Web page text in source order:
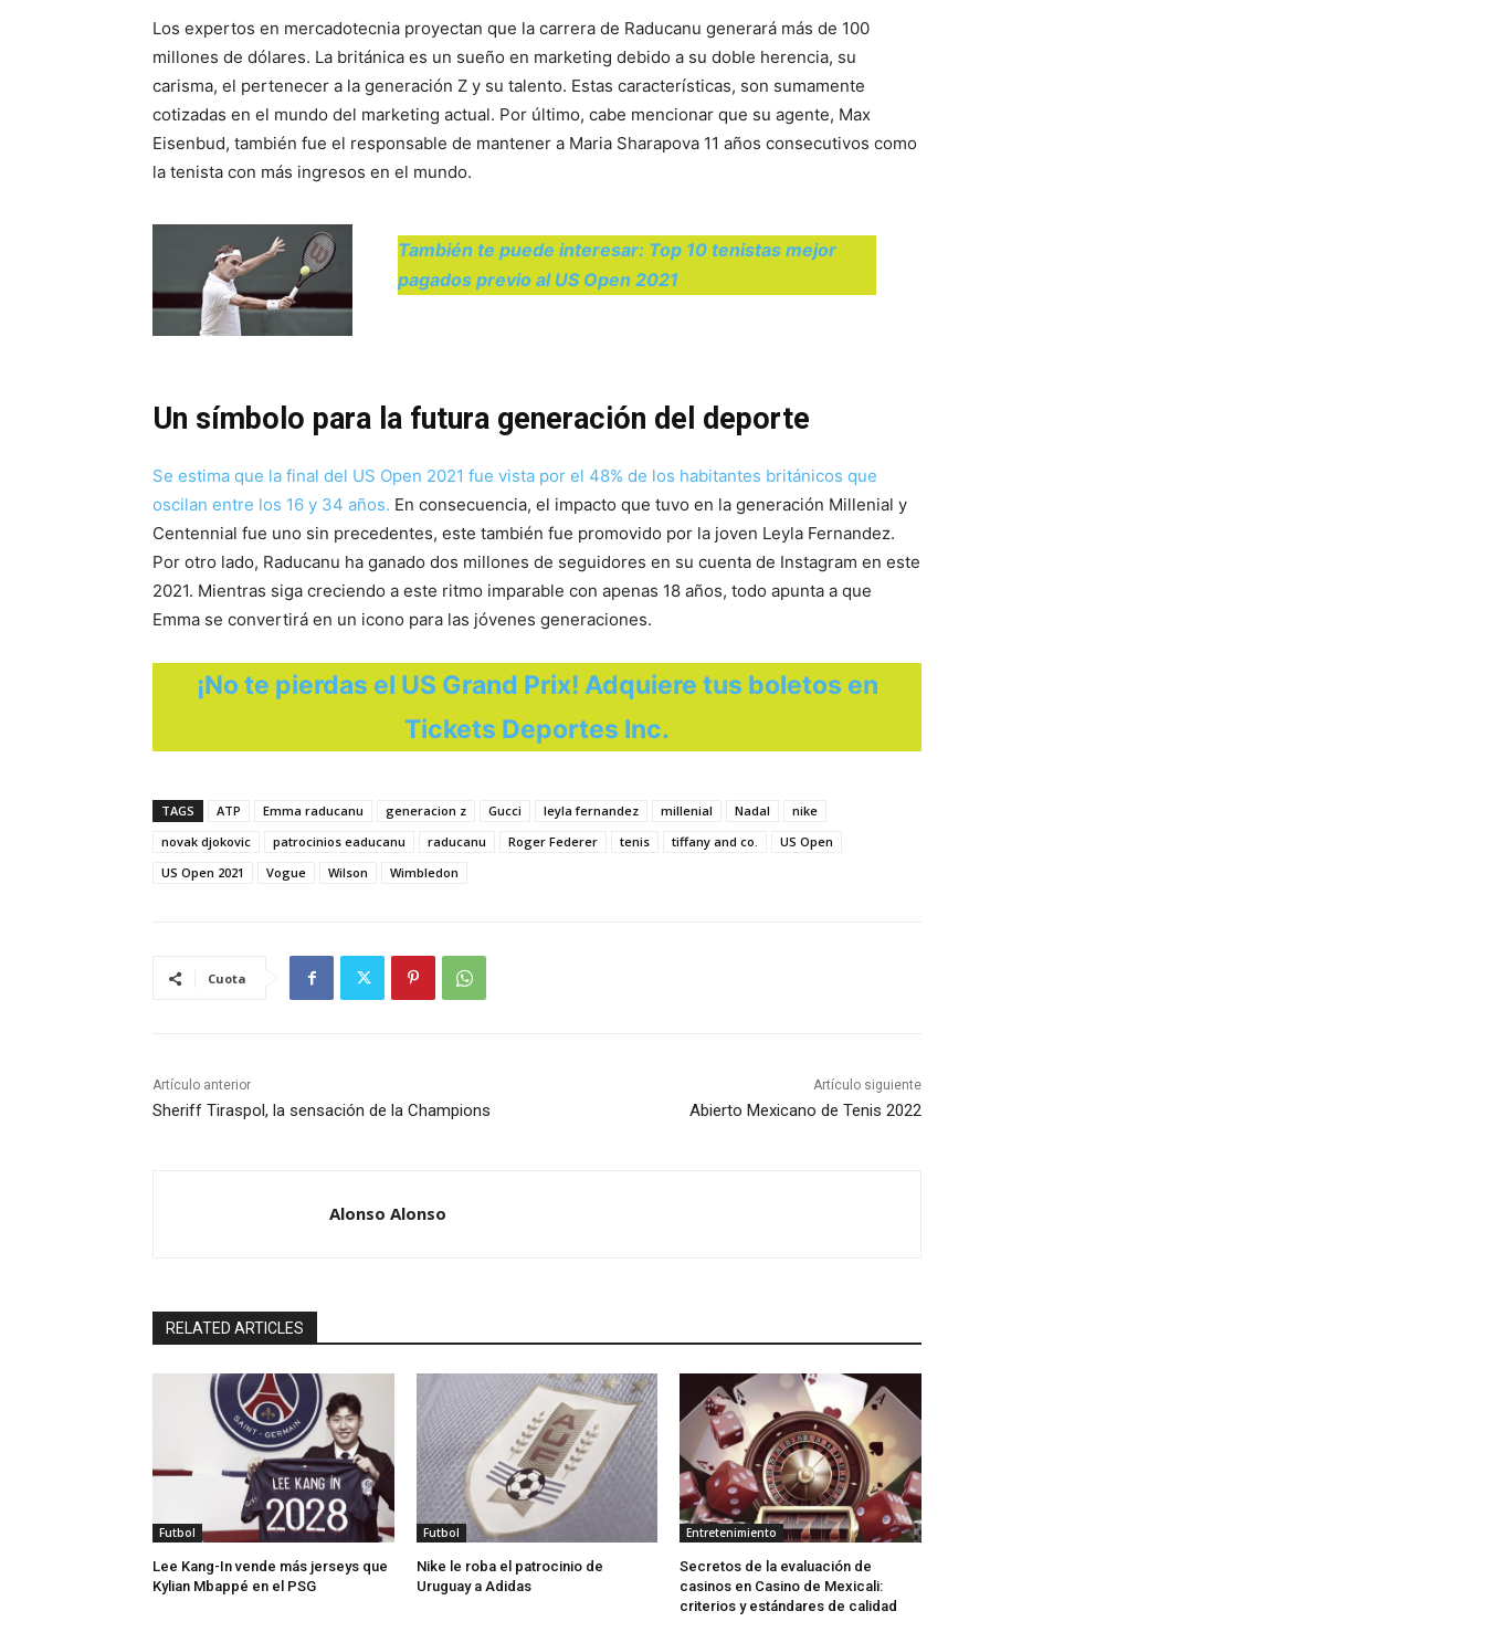
Los expertos en mercadotecnia proyectan que la carrera de Raducanu generará más de 100
millones de dólares. La británica es un sueño en marketing debido a su doble herencia, su
carisma, el pertenecer a la generación Z y su talento. Estas características, son sumamente
cotizadas en el mundo del marketing actual. Por último, cabe mencionar que su agente, Max
Eisenbud, también fue el responsable de mantener a Maria Sharapova 11 años consecutivos como
la tenista con más ingresos en el mundo.
También te puede interesar: Top 10 tenistas mejor
pagados previo al US Open 2021
Un símbolo para la futura generación del deporte
Se estima que la final del US Open 2021 fue vista por el 48% de los habitantes británicos que
oscilan entre los 16 y 34 años. En consecuencia, el impacto que tuvo en la generación Millenial y
Centennial fue uno sin precedentes, este también fue promovido por la joven Leyla Fernandez.
Por otro lado, Raducanu ha ganado dos millones de seguidores en su cuenta de Instagram en este
2021. Mientras siga creciendo a este ritmo imparable con apenas 18 años, todo apunta a que
Emma se convertirá en un icono para las jóvenes generaciones.
¡No te pierdas el US Grand Prix! Adquiere tus boletos en
Tickets Deportes Inc.
TAGS ATP Emma raducanu generacion z Gucci leyla fernandez millenial Nadal
nike
novak djokovic
patrocinios eaducanu raducanu Roger Federer tenis tiffany and co.
US Open
US Open 2021
Vogue Wilson Wimbledon
Cuota
Artículo anterior
Sheriff Tiraspol, la sensación de la Champions
Artículo siguiente
Abierto Mexicano de Tenis 2022
Alonso Alonso
RELATED ARTICLES
Futbol
Lee Kang-In vende más jerseys que
Kylian Mbappé en el PSG
Futbol
Nike le roba el patrocinio de
Uruguay a Adidas
Entretenimiento
Secretos de la evaluación de
casinos en Casino de Mexicali:
сriterios y estándares de calidad